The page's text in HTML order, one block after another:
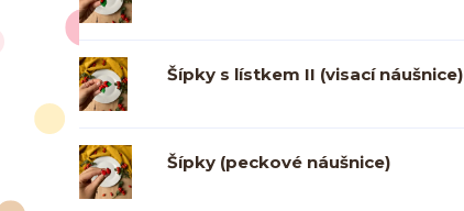
Šípky s lístkem II (visací náušnice)
Šípky (peckové náušnice)